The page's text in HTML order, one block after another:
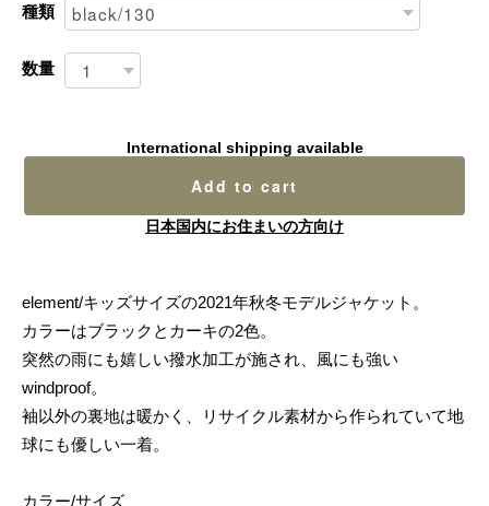
種類
数量
International shipping available
Add to cart
日本国内にお住まいの方向け
element/キッズサイズの2021年秋冬モデルジャケット。
カラーはブラックとカーキの2色。
突然の雨にも嬉しい撥水加工が施され、風にも強い
windproof。
袖以外の裏地は暖かく、リサイクル素材から作られていて地
球にも優しい一着。
カラー/サイズ